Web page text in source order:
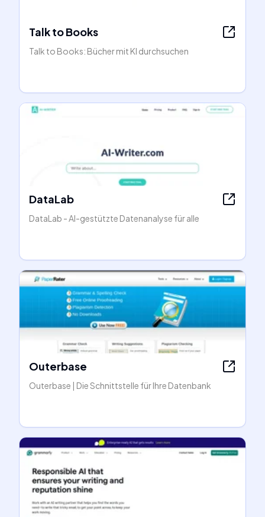
Talk to Books
Talk to Books: Bücher mit KI durchsuchen
DataLab
DataLab - AI-gestützte Datenanalyse für alle
Outerbase
Outerbase | Die Schnittstelle für Ihre Datenbank